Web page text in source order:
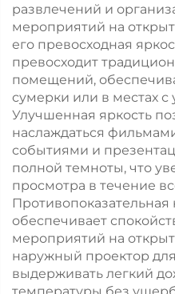
развлечений и
мероприятий на
его превосходная
превосходит
помещений,
сумерки или в местах
Улучшенная яркость
наслаждаться
событиями и
полной темноты, что
просмотра в течение
Противопоказательная
обеспечивает
мероприятий на
наружный проектор
выдерживать легкий